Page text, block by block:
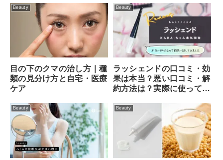
Beauty
目の下のクマの治し方｜種
類の見分け方と自宅・医療
ケア
Beauty
ラッシェンドの口コミ・効
果は本当？悪い口コミ・解
約方法は？実際に使ってみ
Beauty Beauty